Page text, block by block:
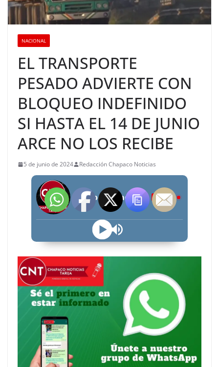
NACIONAL
EL TRANSPORTE
PESADO ADVIERTE CON
BLOQUEO INDEFINIDO
SI HASTA EL 14 DE JUNIO
ARCE NO LOS RECIBE
5 de junio de 2024 Redacción Chapaco Noticias
Radio Chapaco Noticias Las 24 horas en vivo LIVE